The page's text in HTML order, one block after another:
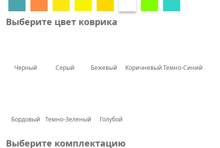
Выберите цвет коврика
Черный Серый Бежевый КоричневыйТемно-Синий
Бордовый Темно-Зеленый Голубой
Выберите комплектацию